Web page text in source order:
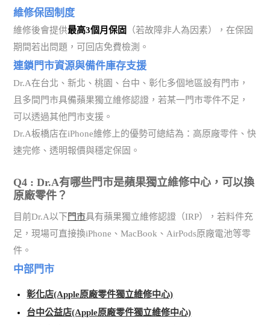
維修保固制度
維修後會提供最高3個月保固
（若故障非人為因素），在保固
期間若出問題，可回店免費檢測。
連鎖門市資源與備件庫存支援
Dr.A在台北、新北、桃園、台中、彰化多個地區設有門市，
且多間門市具備蘋果獨立維修認證，若某一門市零件不足，
可以透過其他門市支援。
Dr.A板橋店在iPhone維修上的優勢可總結為：高原廠零件、快
速完修、透明報價與穩定保固。
Q4 : Dr.A有哪些門市是蘋果獨立維修中心，可以換
原廠零件？
目前Dr.A以下 門市具有蘋果獨立維修認證（IRP），若料件充
足，現場可直接換iPhone、MacBook、AirPods原廠電池等零
件。
中部門市
彰化店(Apple原廠零件獨立維修中心)
台中公益店(Apple原廠零件獨立維修中心)